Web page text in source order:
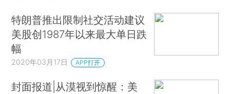
特朗普推出限制社交活动建议
美股创1987年以来最大单日跌
幅
2020年03月17日 APP打开
封面报道|从漠视到惊醒：美